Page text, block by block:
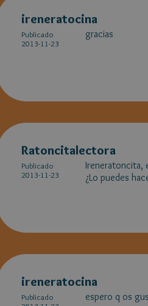
ireneratocina
Publicado
2013-11-23
gracias
Ratoncitalectora
Publicado
2013-11-23
Ireneratoncita,
¿Lo puedes
ireneratocina
Publicado
espero q os